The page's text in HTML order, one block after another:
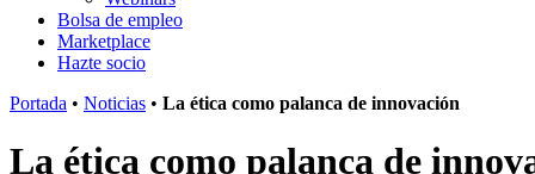
Bolsa de empleo
Marketplace
Hazte socio
Portada • Noticias • La ética como palanca de innovación
La ética como palanca de